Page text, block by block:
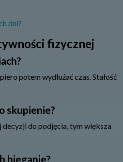
dni?
fizycznej
potem wydłużać czas. Stałość
skupienie?
do podjęcia, tym większa
bieganie?